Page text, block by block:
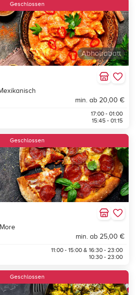
Abholrabatt
Geschlossen
min. ab 20,00 €
17:00 - 01:00
15:45 - 01:15
Geschlossen
min. ab 25,00 €
11:00 - 15:00 & 16:30 - 23:00
10:30 - 23:00
Geschlossen